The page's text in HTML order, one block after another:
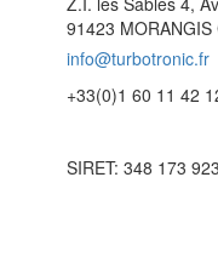
91423 MORANGIS
info@turbotronic.fr
+33(0)1 60 11 42
SIRET: 348 173